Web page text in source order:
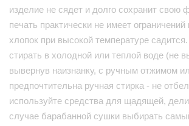
изделие не сядет и долго сохранит свою
печать практически не имеет ограничений
хлопок при высокой температуре
стирать в холодной или теплой воде (не
вывернув наизнанку, с ручным отжимом
предпочтительна ручная стирка - не
используйте средства для щадящей,
случае барабанной сушки выбирать